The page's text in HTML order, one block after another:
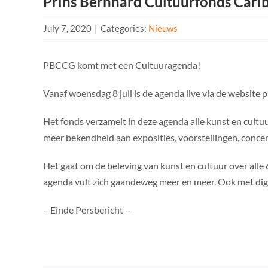
July 7, 2020 | Categories: Nieuws
PBCCG komt met een Cultuuragenda!
Vanaf woensdag 8 juli is de agenda live via de
Het fonds verzamelt in deze agenda alle kunst en
meer bekendheid aan exposities, voorstellingen,
Het gaat om de beleving van kunst en cultuur over
agenda vult zich gaandeweg meer en meer. Ook met
– Einde Persbericht –